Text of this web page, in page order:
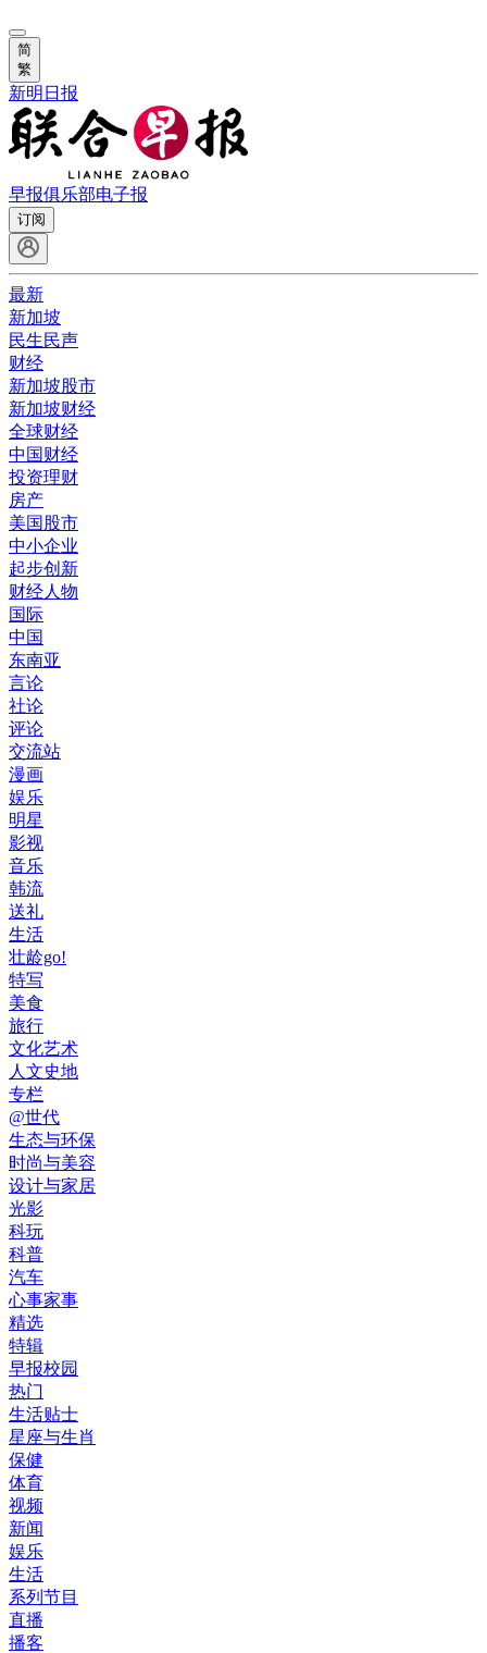
简
繁
新明日报
早报俱乐部电子报
订阅
最新
新加坡
民生民声
财经
新加坡股市
新加坡财经
全球财经
中国财经
投资理财
房产
美国股市
中小企业
起步创新
财经人物
国际
中国
东南亚
言论
社论
评论
交流站
漫画
娱乐
明星
影视
音乐
韩流
送礼
生活
壮龄go!
特写
美食
旅行
文化艺术
人文史地
专栏
@世代
生态与环保
时尚与美容
设计与家居
光影
科玩
科普
汽车
心事家事
精选
特辑
早报校园
热门
生活贴士
星座与生肖
保健
体育
视频
新闻
娱乐
生活
系列节目
直播
播客